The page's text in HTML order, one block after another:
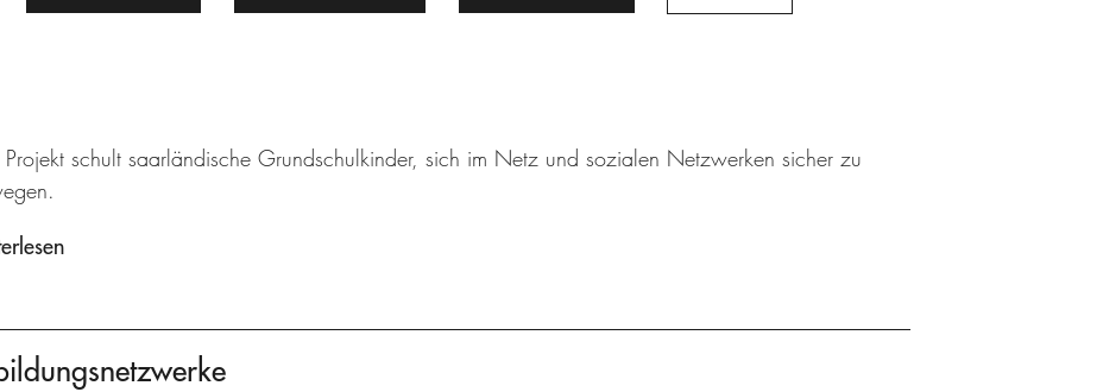
Projekt schult saarländische Grundschulkinder, sich im Netz und sozialen Netzwerken sicher zu